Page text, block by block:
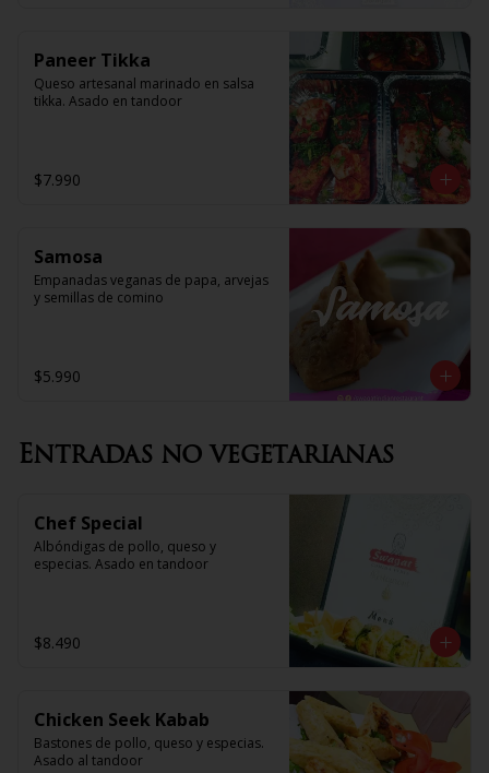
Paneer Tikka
Queso artesanal marinado en salsa
tikka. Asado en tandoor
$7.990
Samosa
Empanadas veganas de papa, arvejas
y semillas de comino
$5.990
Entradas no vegetarianas
Chef Special
Albóndigas de pollo, queso y
especias. Asado en tandoor
$8.490
Chicken Seek Kabab
Bastones de pollo, queso y especias.
Asado al tandoor